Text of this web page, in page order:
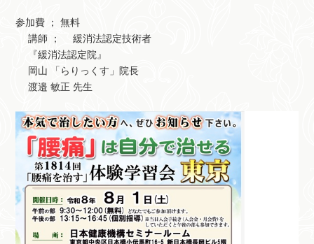
参加費 ； 無料
講師 ； 緩消法認定技術者
『緩消法認定院』
岡山 「らりっくす」院長
渡邉 敏正 先生